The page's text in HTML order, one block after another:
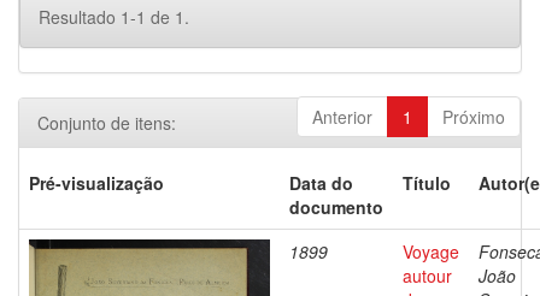
Resultado 1-1 de 1.
Anterior 1 Próximo
Conjunto de itens:
Pré-visualização
Data do
documento
Título
1899
Voyage
autour
João